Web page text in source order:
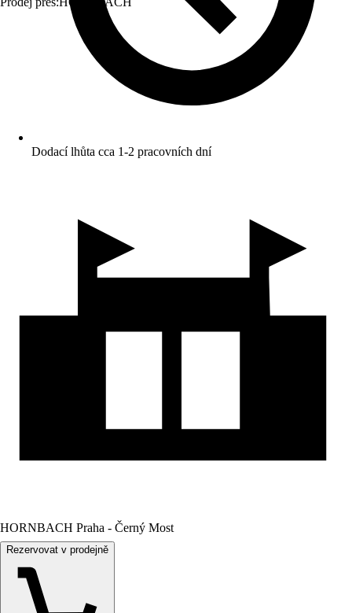
Dodací lhůta cca 1-2 pracovních dní
HORNBACH Praha - Černý Most
Rezervovat v prodejně